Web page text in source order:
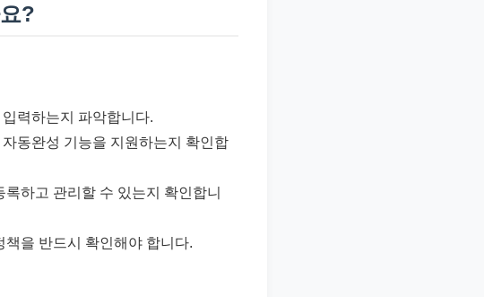
?
력하는지 파악합니다.
동완성 기능을 지원하는지 확인합
하고 관리할 수 있는지 확인합니
을 반드시 확인해야 합니다.